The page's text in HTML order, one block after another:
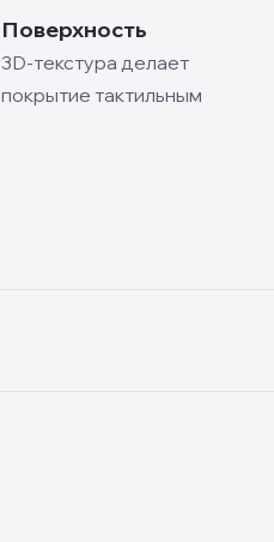
Поверхность
3D-текстура делает
покрытие тактильным